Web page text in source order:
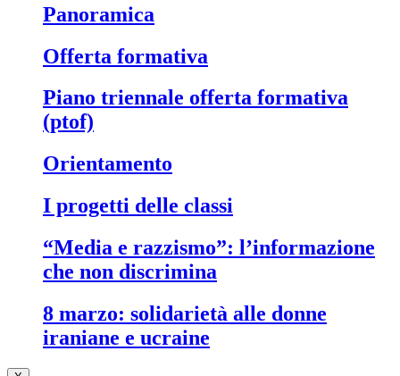
panoramica
offerta formativa
piano triennale offerta formativa
(ptof)
orientamento
i progetti delle classi
“media e razzismo”: l’informazione
che non discrimina
8 marzo: solidarietà alle donne
iraniane e ucraine